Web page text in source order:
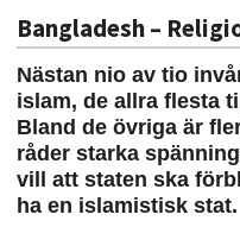
Bangladesh –
Nästan nio av tio
islam, de allra flesta
Bland de övriga är
råder starka
vill att staten ska
ha en islamistisk stat.